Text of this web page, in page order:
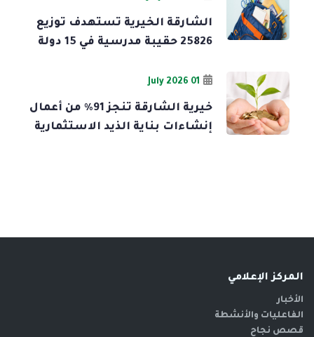
الشارقة الخيرية تستهدف توزيع
25826 حقيبة مدرسية في 15 دولة
01 July 2026
خيرية الشارقة تنجز 91% من أعمال
إنشاءات بناية الذيد الاستثمارية
المركز الإعلامي
الأخبار
الفاعليات والأنشطة
قصص نجاح